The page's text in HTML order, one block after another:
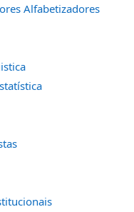
Alfabetizadores